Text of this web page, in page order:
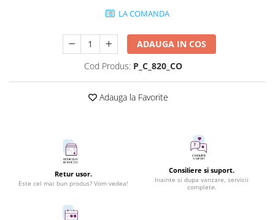
LA COMANDA
ADAUGA IN COS
Cod Produs: P_C_820_CO
Adauga la Favorite
Retur usor.
Este cel mai bun produs? Vom vedea!
Consiliere si suport.
Inainte si dupa vanzare, servicii
complete.